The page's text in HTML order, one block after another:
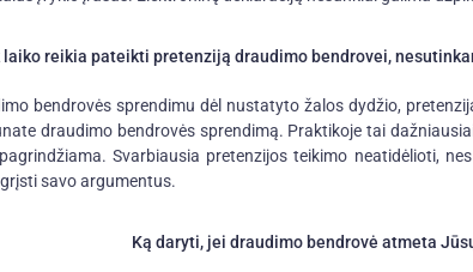
laiko reikia pateikti pretenziją draudimo bendrovei,
bendrovės sprendimu dėl nustatyto žalos dydžio,
draudimo bendrovės sprendimą. Praktikoje tai
Svarbiausia pretenzijos teikimo neatidėlioti,
savo argumentus.
Ką daryti, jei draudimo bendrovė atmeta